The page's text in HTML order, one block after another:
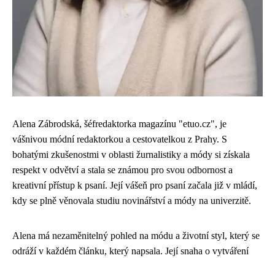
Alena Zábrodská, šéfredaktorka magazínu "etuo.cz", je
vášnivou módní redaktorkou a cestovatelkou z Prahy. S
bohatými zkušenostmi v oblasti žurnalistiky a módy si získala
respekt v odvětví a stala se známou pro svou odbornost a
kreativní přístup k psaní. Její vášeň pro psaní začala již v mládí,
kdy se plně věnovala studiu novinářství a módy na univerzitě.
Alena má nezaměnitelný pohled na módu a životní styl, který se
odráží v každém článku, který napsala. Její snaha o vytváření